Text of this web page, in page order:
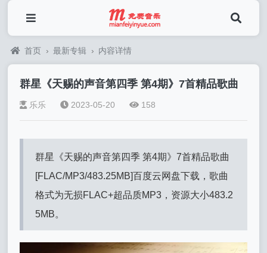
首页 › 最新专辑 › 内容详情
群星《天赐的声音第四季 第4期》7首精品歌曲
乐乐 2023-05-20 158
群星《天赐的声音第四季 第4期》7首精品歌曲
[FLAC/MP3/483.25MB]百度云网盘下载，歌曲
格式为无损FLAC+超品质MP3，资源大小483.2
5MB。